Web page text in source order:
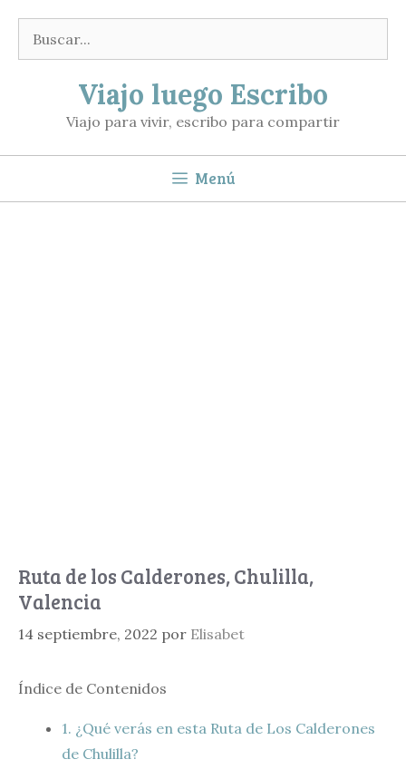
contenido
Buscar:
Viajo luego Escribo
Viajo para vivir, escribo para compartir
Menú
Ruta de los Calderones, Chulilla,
Valencia
14 septiembre, 2022 por Elisabet
Índice de Contenidos
1. ¿Qué verás en esta Ruta de Los Calderones
de Chulilla?